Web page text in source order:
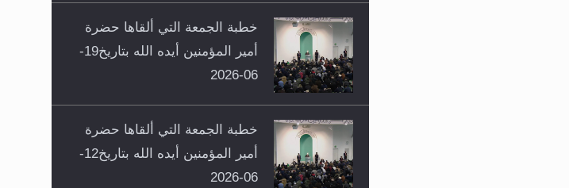
خطبة الجمعة التي ألقاها حضرة
أمير المؤمنين أيده الله بتاريخ19-
06-2026
خطبة الجمعة التي ألقاها حضرة
أمير المؤمنين أيده الله بتاريخ12-
06-2026